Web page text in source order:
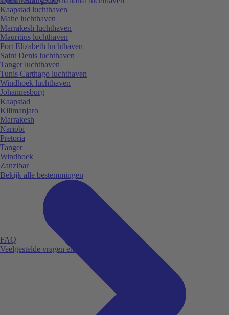
FAQ
Veelgestelde vragen en antwoorden.
Kaapstad luchthaven
Mahe luchthaven
Marrakesh luchthaven
Mauritius luchthaven
Port Elizabeth luchthaven
Saint Denis luchthaven
Tanger luchthaven
Tunis Carthago luchthaven
Windhoek luchthaven
Johannesburg
Kaapstad
Kilimanjaro
Marrakesh
Nariobi
Pretoria
Tanger
Windhoek
Zanzibar
Bekijk alle bestemmingen